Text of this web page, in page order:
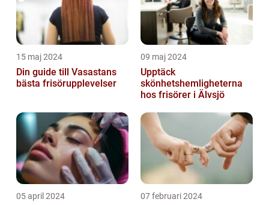
15 maj 2024
Din guide till Vasastans
bästa frisörupplevelser
09 maj 2024
Upptäck
skönhetshemligheterna
hos frisörer i Älvsjö
05 april 2024 07 februari 2024